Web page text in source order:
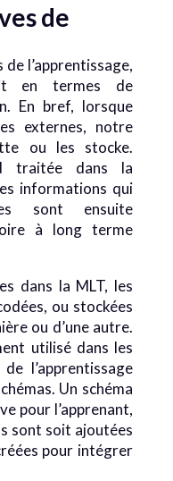
de
l’apprentissage,
en termes de
En bref, lorsque
externes, notre
ou les stocke.
traitée dans la
informations qui
sont ensuite
à long terme
dans la MLT, les
ou stockées
ou d’une autre.
utilisé dans les
l’apprentissage
Un schéma
pour l’apprenant,
sont soit ajoutées
pour intégrer